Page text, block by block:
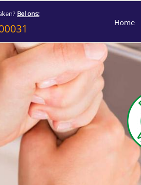
Bel ons:
Home